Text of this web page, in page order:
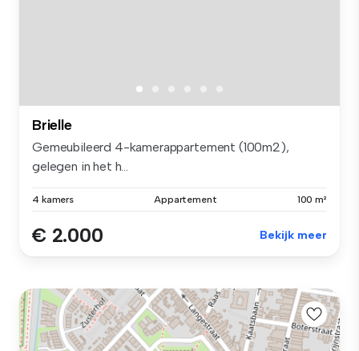
Brielle
Gemeubileerd 4-kamerappartement (100m2),
gelegen in het h...
4 kamers Appartement 100 m²
€ 2.000 Bekijk meer